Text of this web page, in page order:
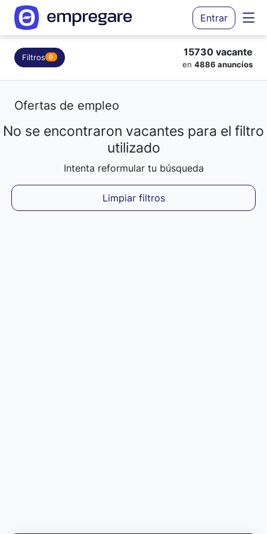
Entrar
Filtros 0 15730 vacante
en 4886 anuncios
Ofertas de empleo
Cargando resultados...
No se encontraron vacantes para el filtro
utilizado
Intenta reformular tu búsqueda
Limpiar filtros